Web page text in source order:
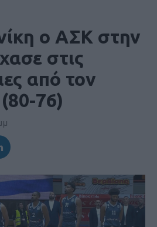
ο ΑΣΚ στην
στις
από τον
76)